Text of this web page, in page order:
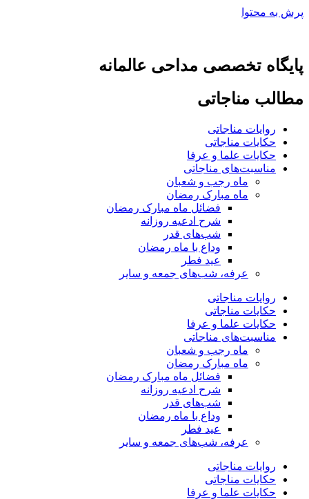
پرش به محتوا
پایگاه تخصصی مداحی عالمانه
مطالب مناجاتی
روایات مناجاتی
حکایات مناجاتی
حکایات علما و عرفا
مناسبت‌های مناجاتی
ماه رجب و شعبان
ماه مبارک رمضان
فضائل ماه مبارک رمضان
شرح ادعیه روزانه
شب‌های قدر
وداع با ماه رمضان
عید فطر
عرفه، شب‌های جمعه و سایر
روایات مناجاتی
حکایات مناجاتی
حکایات علما و عرفا
مناسبت‌های مناجاتی
ماه رجب و شعبان
ماه مبارک رمضان
فضائل ماه مبارک رمضان
شرح ادعیه روزانه
شب‌های قدر
وداع با ماه رمضان
عید فطر
عرفه، شب‌های جمعه و سایر
روایات مناجاتی
حکایات مناجاتی
حکایات علما و عرفا